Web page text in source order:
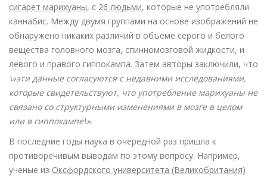
сигарет марихуаны, с 26 людьми, которые не употребляли
каннабис. Между двумя группами на основе изображений не
обнаружено никаких различий в объеме серого и белого
вещества головного мозга, спинномозговой жидкости, и
левого и правого гиппокампа. Затем авторы заключили, что
\»эти данные согласуются с недавними исследованиями,
которые свидетельствуют, что употребление марихуаны не
связано со структурными изменениями в мозге в целом
или в гиппокампе\».
В последние годы наука в очередной раз пришла к
противоречивым выводам по этому вопросу. Например,
ученые из Оксфордского университета (Великобритания)